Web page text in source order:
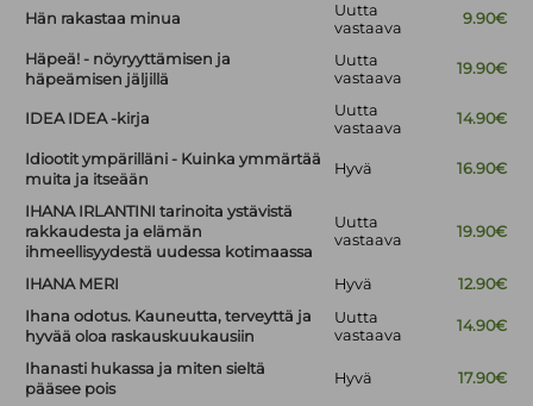
Hän rakastaa minua
Uutta
vastaava
9.90€
Häpeä! - nöyryyttämisen ja
häpeämisen jäljillä
Uutta
vastaava
19.90€
IDEA IDEA -kirja
Uutta
vastaava
14.90€
Idiootit ympärilläni - Kuinka ymmärtää
muita ja itseään
Hyvä 16.90€
IHANA IRLANTINI tarinoita ystävistä
rakkaudesta ja elämän
ihmeellisyydestä uudessa kotimaassa
Uutta
vastaava
19.90€
IHANA MERI Hyvä
12.90€
Ihana odotus. Kauneutta, terveyttä ja
hyvää oloa raskauskuukausiin
Uutta
vastaava
14.90€
Ihanasti hukassa ja miten sieltä
pääsee pois
Hyvä 17.90€